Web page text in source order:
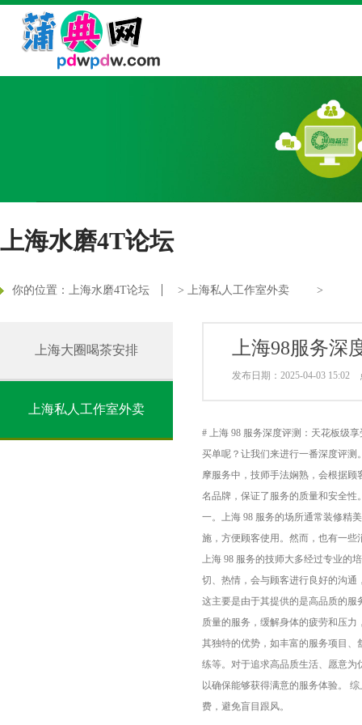
上海水磨4T论坛
你的位置： 上海水磨4T论坛 > 上海私人工作室外卖 >
上海大圈喝茶安排
上海私人工作室外卖
上海98服务
发布日期：2025-04-03 15:02
# 上海 98 服务深度评测：天花板级
买单呢？让我们来进行一番深度评测
摩服务中，技师手法娴熟，会根据
名品牌，保证了服务的质量和安全
一。上海 98 服务的场所通常装修精
施，方便顾客使用。然而，也有一
上海 98 服务的技师大多经过专业
切、热情，会与顾客进行良好的沟通
这主要是由于其提供的是高品质的
质量的服务，缓解身体的疲劳和压
其独特的优势，如丰富的服务项目
练等。对于追求高品质生活、愿意
以确保能够获得满意的服务体验。
费，避免盲目跟风。